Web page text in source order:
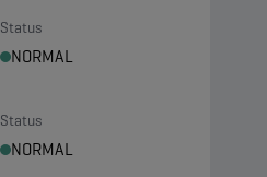
Status
NORMAL
Status
NORMAL